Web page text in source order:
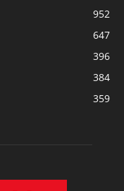
952
647
396
384
359